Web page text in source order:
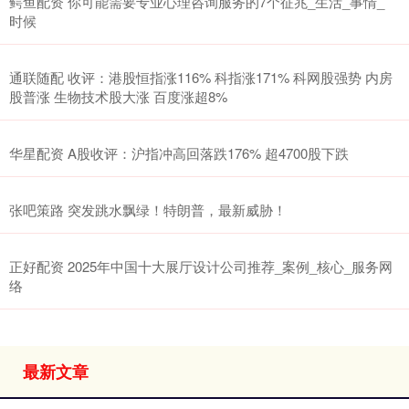
时候
通联随配 收评：港股恒指涨116% 科指涨171% 科网股强势 内房
股普涨 生物技术股大涨 百度涨超8%
华星配资 A股收评：沪指冲高回落跌176% 超4700股下跌
张吧策路 突发跳水飘绿！特朗普，最新威胁！
正好配资 2025年中国十大展厅设计公司推荐_案例_核心_服务网
络
最新文章